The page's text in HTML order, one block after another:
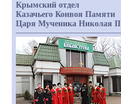
Крымский отдел
Казачьего Конвоя Памяти
Царя Мученика Николая II